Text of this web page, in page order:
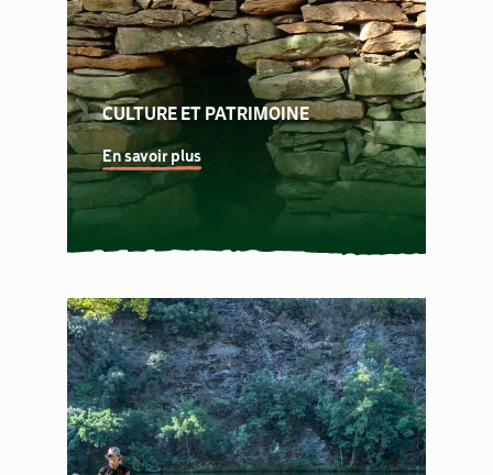
CULTURE ET PATRIMOINE
En savoir plus